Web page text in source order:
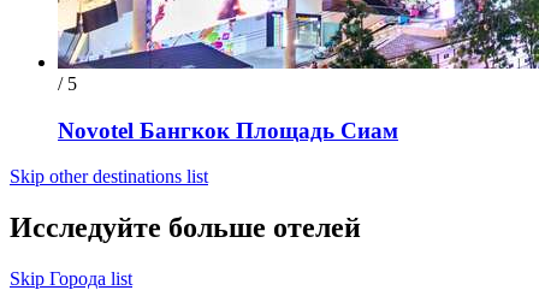
/ 5
Novotel Бангкок Площадь Сиам
Skip other destinations list
Исследуйте больше отелей
Skip Города list